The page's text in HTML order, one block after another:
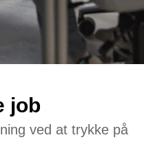
job
ved at trykke på